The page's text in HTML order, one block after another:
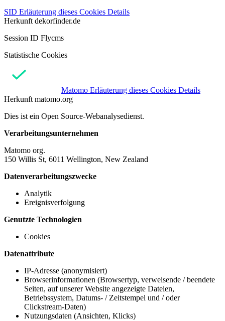
SID Erläuterung dieses Cookies Details
Herkunft dekorfinder.de
Session ID Flycms
Statistische Cookies
Matomo Erläuterung dieses Cookies Details
Herkunft matomo.org
Dies ist ein Open Source-Webanalysedienst.
Verarbeitungsunternehmen
Matomo org.
150 Willis St, 6011 Wellington, New Zealand
Datenverarbeitungszwecke
Analytik
Ereignisverfolgung
Genutzte Technologien
Cookies
Datenattribute
IP-Adresse (anonymisiert)
Browserinformationen (Browsertyp, verweisende / beendete
Seiten, auf unserer Website angezeigte Dateien,
Betriebssystem, Datums- / Zeitstempel und / oder
Clickstream-Daten)
Nutzungsdaten (Ansichten, Klicks)